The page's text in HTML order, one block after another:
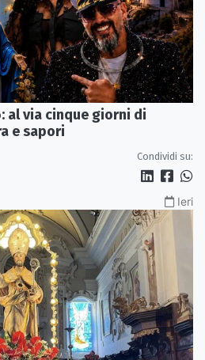
al via cinque giorni di
e sapori
Condividi su:
Ieri